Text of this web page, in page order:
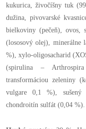
kukurica, živočíšny tuk
dužina, pivovarské
bielkoviny (pečeň), ovos,
(lososový olej), minerálne
%), xylo-oligosacharid
(spirulina –
transformáciou zeleniny
vulgare 0,1 %),
chondroitín sulfát (0,04 %).